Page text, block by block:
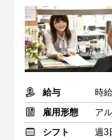
給与
時
雇用形態
ア
シフト
週3